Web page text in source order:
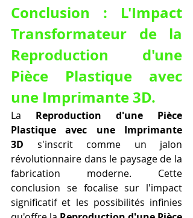
Conclusion : L'Impact
Transformateur de la
Reproduction d'une
Pièce Plastique avec
une Imprimante 3D.
La Reproduction d'une Pièce
Plastique avec une Imprimante
3D s'inscrit comme un jalon
révolutionnaire dans le paysage de la
fabrication moderne. Cette
conclusion se focalise sur l'impact
significatif et les possibilités infinies